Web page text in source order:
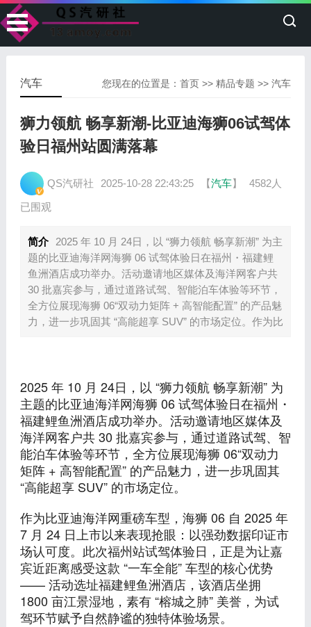
您现在的位置是：首页 >>精品专题 >>汽车
汽车
狮力领航 畅享新潮-比亚迪海狮06试驾体
验日福州站圆满落幕
QS汽研社 2025-10-28 22:43:25 【汽车】
4582人
已围观
简介
2025 年 10 月 24日，以 “狮力领航 畅享新潮” 为主
题的比亚迪海洋网海狮 06 试驾体验日在福州・福建鲤
鱼洲酒店成功举办。活动邀请地区媒体及海洋网客户共
30 批嘉宾参与，通过道路试驾、智能泊车体验等环节，
全方位展现海狮 06“双动力矩阵 + 高智能配置” 的产品魅
力，进一步巩固其 “高能超享 SUV” 的市场定位。作为比
2025 年 10 月 24日，以 “狮力领航 畅享新潮” 为
主题的比亚迪海洋网海狮 06 试驾体验日在福州・
福建鲤鱼洲酒店成功举办。活动邀请地区媒体及
海洋网客户共 30 批嘉宾参与，通过道路试驾、智
能泊车体验等环节，全方位展现海狮 06“双动力
矩阵 + 高智能配置” 的产品魅力，进一步巩固其
“高能超享 SUV” 的市场定位。
作为比亚迪海洋网重磅车型，海狮 06 自 2025 年
7 月 24 日上市以来表现抢眼：以强劲数据印证市
场认可度。此次福州站试驾体验日，正是为让嘉
宾近距离感受这款 “一车全能” 车型的核心优势
—— 活动选址福建鲤鱼洲酒店，该酒店坐拥
1800 亩江景湿地，素有 “榕城之肺” 美誉，为试
驾环节赋予自然静谧的独特体验场景。